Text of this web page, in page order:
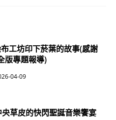
工坊印下菸葉的故事(感謝
版專題報導)
04-09
草皮的快閃聖誕音樂饗宴